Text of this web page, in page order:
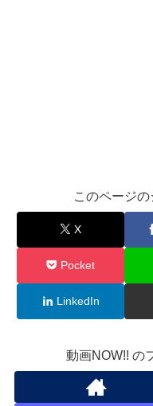
このページ
X
Pocket
LinkedIn
動画NOW!! の